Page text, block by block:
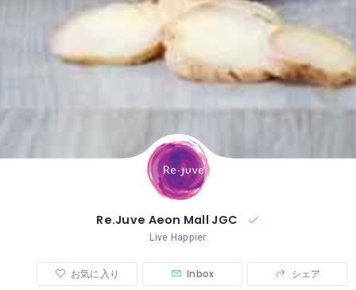
Re.Juve Aeon Mall JGC
Live Happier
お気に入り Inbox シェア